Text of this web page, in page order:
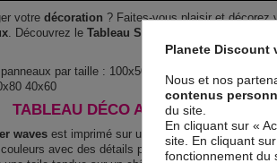
votredécoration ? Faites-vous plaisir et décorez
. Découvrez leTableau Silver waves
par taille : 100x50 : 20x30 20x40 20x50
40x60
TABLEAU DÉCO ABSTRAIT SILVER
waves est imprimé sur un papier intissé spécial
avec des détails parfaitement reproduits.
Planete Discount
Nous et nos
contenus
du site.
En cliquant sur «
site. En cliquant
fonctionnement du